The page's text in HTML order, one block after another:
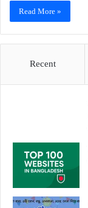
Read More »
Recent